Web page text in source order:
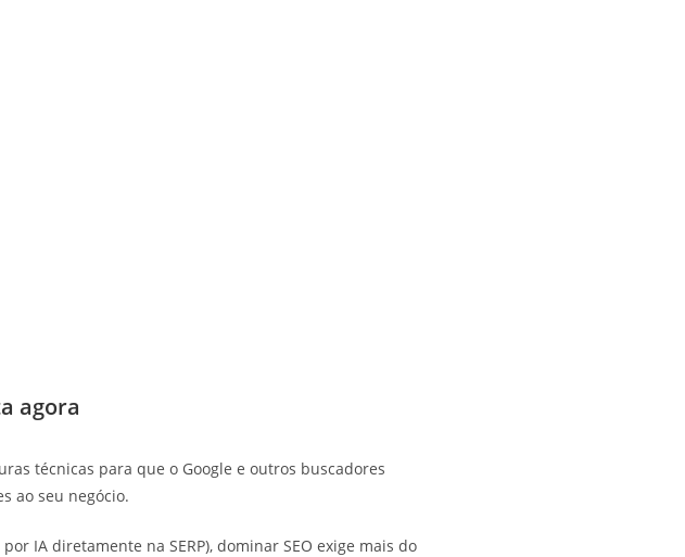
agora
técnicas para que o Google e outros buscadores
ao seu negócio.
IA diretamente na SERP), dominar SEO exige mais do